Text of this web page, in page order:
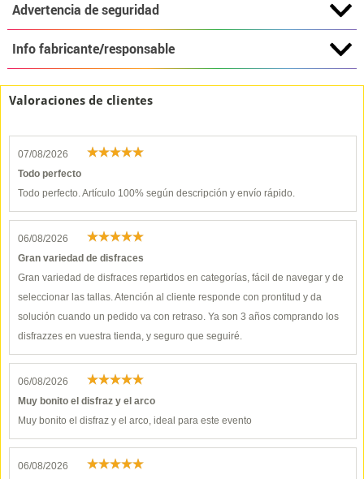
Advertencia de seguridad
Info fabricante/responsable
Valoraciones de clientes
07/08/2026
Todo perfecto
Todo perfecto. Artículo 100% según descripción y envío rápido.
06/08/2026
Gran variedad de disfraces
Gran variedad de disfraces repartidos en categorías, fácil de navegar y de
seleccionar las tallas. Atención al cliente responde con prontitud y da
solución cuando un pedido va con retraso. Ya son 3 años comprando los
disfrazzes en vuestra tienda, y seguro que seguiré.
06/08/2026
Muy bonito el disfraz y el arco
Muy bonito el disfraz y el arco, ideal para este evento
06/08/2026